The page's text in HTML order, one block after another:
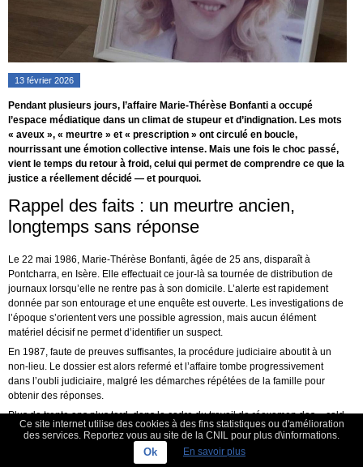
Ce site internet utilise des cookies à des fins statistiques ou d'amélioration
des services. Reportez vous au site de la CNIL pour plus d\informations.
Ok En savoir plus
13 février 2026
Pendant plusieurs jours, l’affaire Marie-Thérèse Bonfanti a occupé
l’espace médiatique dans un climat de stupeur et d’indignation. Les mots
« aveux », « meurtre » et « prescription » ont circulé en boucle,
nourrissant une émotion collective intense. Mais une fois le choc passé,
vient le temps du retour à froid, celui qui permet de comprendre ce que la
justice a réellement décidé — et pourquoi.
Rappel des faits : un meurtre ancien,
longtemps sans réponse
Le 22 mai 1986, Marie-Thérèse Bonfanti, âgée de 25 ans, disparaît à
Pontcharra, en Isère. Elle effectuait ce jour-là sa tournée de distribution de
journaux lorsqu’elle ne rentre pas à son domicile. L’alerte est rapidement
donnée par son entourage et une enquête est ouverte. Les investigations de
l’époque s’orientent vers une possible agression, mais aucun élément
matériel décisif ne permet d’identifier un suspect.
En 1987, faute de preuves suffisantes, la procédure judiciaire aboutit à un
non-lieu. Le dossier est alors refermé et l’affaire tombe progressivement
dans l’oubli judiciaire, malgré les démarches répétées de la famille pour
obtenir des réponses.
Plus de trente ans plus tard, dans le cadre du travail de réexamen des « cold
cases », l’enquête est relancée. Les enquêteurs auditionnent de nouveau
plusieurs personnes déjà entendues dans les années 1980. En 2022, un
homme reconnaît avoir tué Marie-Thérèse Bonfanti. Il explique qu’une